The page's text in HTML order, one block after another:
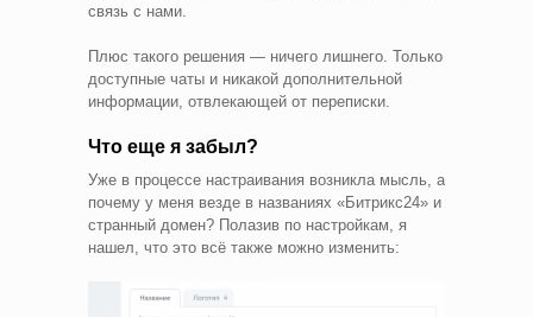
связь с нами.
Плюс такого решения — ничего лишнего. Только
доступные чаты и никакой дополнительной
информации, отвлекающей от переписки.
Что еще я забыл?
Уже в процессе настраивания возникла мысль, а
почему у меня везде в названиях «Битрикс24» и
странный домен? Полазив по настройкам, я
нашел, что это всё также можно изменить: